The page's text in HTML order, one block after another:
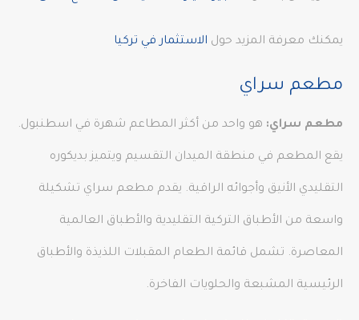
يمكنك معرفة المزيد حول الاستثمار في تركيا
مطعم سراي
مطعم سراي: هو واحد من أكثر المطاعم شهرة في اسطنبول.
يقع المطعم في منطقة الميدان التقسيم ويتميز بديكوره
التقليدي الأنيق وأجوائه الراقية. يقدم مطعم سراي تشكيلة
واسعة من الأطباق التركية التقليدية والأطباق العالمية
المعاصرة. تشمل قائمة الطعام المقبلات اللذيذة والأطباق
الرئيسية المشبعة والحلويات الفاخرة.